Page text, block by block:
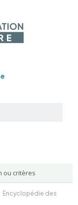
ou critères
Encyclopédie des